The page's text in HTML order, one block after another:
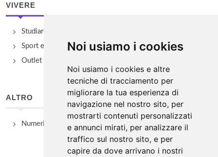
Noi usiamo i cookies
Noi usiamo i cookies e altre
tecniche di tracciamento per
migliorare la tua esperienza di
navigazione nel nostro sito, per
mostrarti contenuti personalizzati
e annunci mirati, per analizzare il
traffico sul nostro sito, e per
capire da dove arrivano i nostri
VIVERE
Studiare
Sport e Benessere
Outlet e spacci aziendali
ALTRO
Numeri Utili